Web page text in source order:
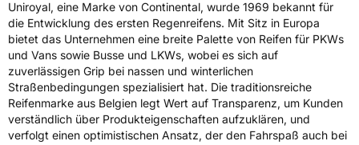
Uniroyal, eine Marke von Continental, wurde 1969 bekannt für
die Entwicklung des ersten Regenreifens. Mit Sitz in Europa
bietet das Unternehmen eine breite Palette von Reifen für PKWs
und Vans sowie Busse und LKWs, wobei es sich auf
zuverlässigen Grip bei nassen und winterlichen
Straßenbedingungen spezialisiert hat. Die traditionsreiche
Reifenmarke aus Belgien legt Wert auf Transparenz, um Kunden
verständlich über Produkteigenschaften aufzuklären, und
verfolgt einen optimistischen Ansatz, der den Fahrspaß auch bei